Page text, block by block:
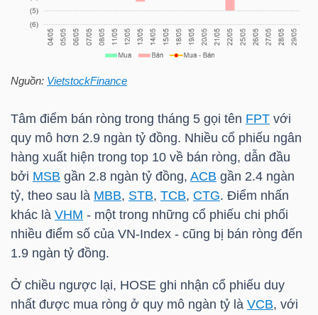
Nguồn: VietstockFinance
Tâm điểm bán ròng trong tháng 5 gọi tên FPT với
quy mô hơn 2.9 ngàn tỷ đồng. Nhiều cổ phiếu ngân
hàng xuất hiện trong top 10 về bán ròng, dẫn đầu
bởi MSB gần 2.8 ngàn tỷ đồng, ACB gần 2.4 ngàn
tỷ, theo sau là MBB, STB, TCB, CTG. Điểm nhấn
khác là VHM - một trong những cổ phiếu chi phối
nhiều điểm số của VN-Index - cũng bị bán ròng đến
1.9 ngàn tỷ đồng.
Ở chiều ngược lại, HOSE ghi nhận cổ phiếu duy
nhất được mua ròng ở quy mô ngàn tỷ là VCB, với
NHÂN
PHÂN
VIETSTOCKFINANCE
VĨ
MÔ